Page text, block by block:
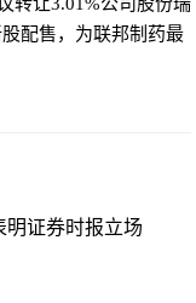
配售，为联邦制药最
明证券时报立场